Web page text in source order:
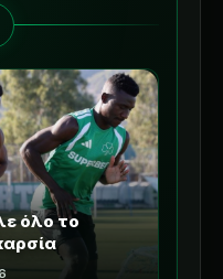
όλο το